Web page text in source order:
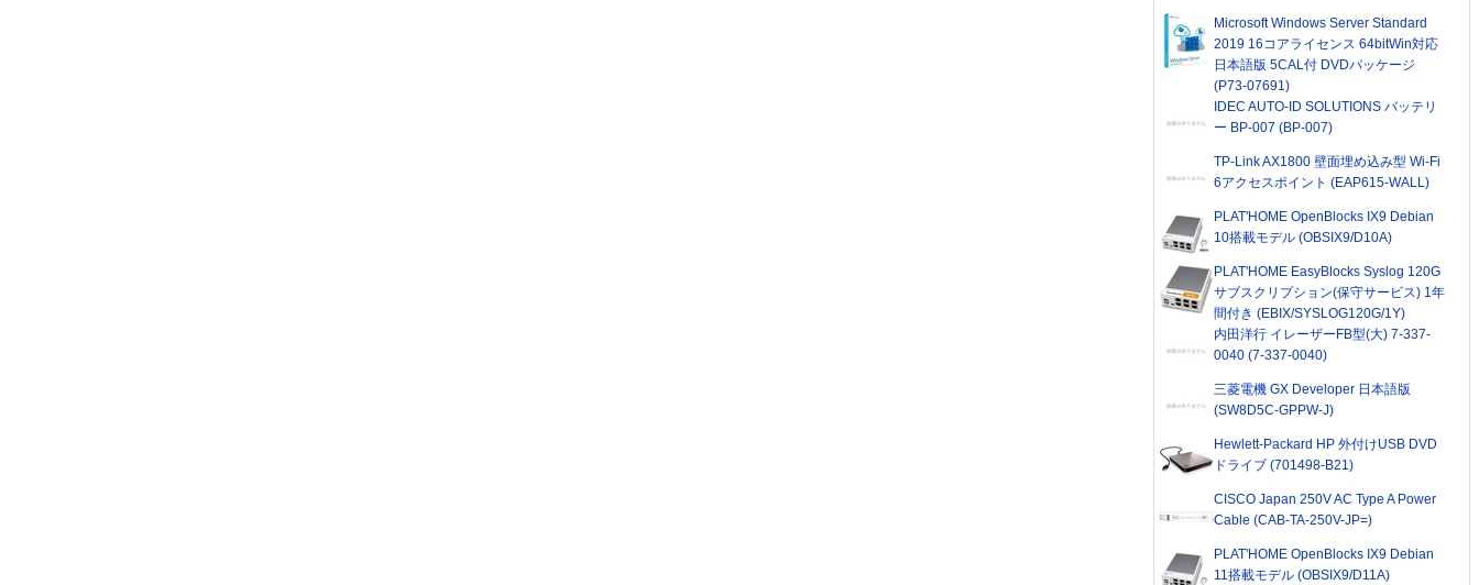
Microsoft Windows Server Standard
2019 16コアライセンス 64bitWin対応
日本語版 5CAL付 DVDパッケージ
(P73-07691)
IDEC AUTO-ID SOLUTIONS バッテリ
ー BP-007 (BP-007)
TP-Link AX1800 壁面埋め込み型 Wi-Fi
6アクセスポイント (EAP615-WALL)
PLAT'HOME OpenBlocks IX9 Debian
10搭載モデル (OBSIX9/D10A)
PLAT'HOME EasyBlocks Syslog 120G
サブスクリプション(保守サービス) 1年
間付き (EBIX/SYSLOG120G/1Y)
内田洋行 イレーザーFB型(大) 7-337-
0040 (7-337-0040)
三菱電機 GX Developer 日本語版
(SW8D5C-GPPW-J)
Hewlett-Packard HP 外付けUSB DVD
ドライブ (701498-B21)
CISCO Japan 250V AC Type A Power
Cable (CAB-TA-250V-JP=)
PLAT'HOME OpenBlocks IX9 Debian
11搭載モデル (OBSIX9/D11A)